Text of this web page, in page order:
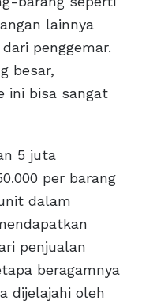
lainnya
penggemar.
besar,
ini bisa sangat
5 juta
per barang
dalam
penjualan
beragamnya
dijelajahi oleh